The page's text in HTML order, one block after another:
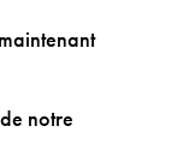
notre